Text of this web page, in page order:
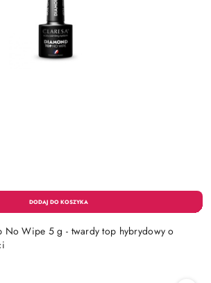
No Wipe 5 g - twardy top hybrydowy o